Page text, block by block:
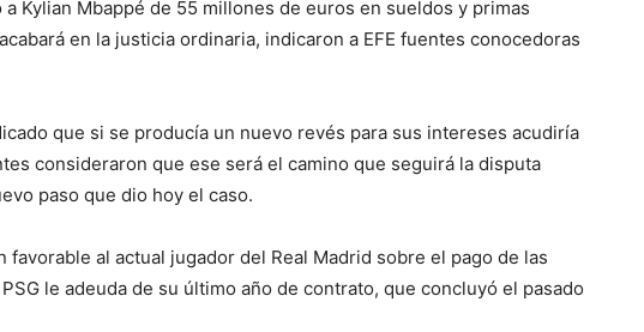
Kylian Mbappé de 55 millones de euros en sueldos y primas
en la justicia ordinaria, indicaron a EFE fuentes conocedoras
que si se producía un nuevo revés para sus intereses acudiría
consideraron que ese será el camino que seguirá la disputa
paso que dio hoy el caso.
favorable al actual jugador del Real Madrid sobre el pago de las
le adeuda de su último año de contrato, que concluyó el pasado